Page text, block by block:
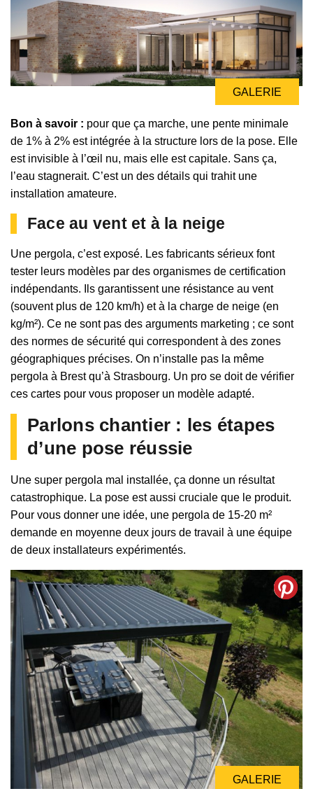
GALERIE
Bon à savoir : pour que ça marche, une pente minimale
de 1% à 2% est intégrée à la structure lors de la pose. Elle
est invisible à l’œil nu, mais elle est capitale. Sans ça,
l’eau stagnerait. C’est un des détails qui trahit une
installation amateure.
Face au vent et à la neige
Une pergola, c’est exposé. Les fabricants sérieux font
tester leurs modèles par des organismes de certification
indépendants. Ils garantissent une résistance au vent
(souvent plus de 120 km/h) et à la charge de neige (en
kg/m²). Ce ne sont pas des arguments marketing ; ce sont
des normes de sécurité qui correspondent à des zones
géographiques précises. On n’installe pas la même
pergola à Brest qu’à Strasbourg. Un pro se doit de vérifier
ces cartes pour vous proposer un modèle adapté.
Parlons chantier : les étapes
d’une pose réussie
Une super pergola mal installée, ça donne un résultat
catastrophique. La pose est aussi cruciale que le produit.
Pour vous donner une idée, une pergola de 15-20 m²
demande en moyenne deux jours de travail à une équipe
de deux installateurs expérimentés.
GALERIE